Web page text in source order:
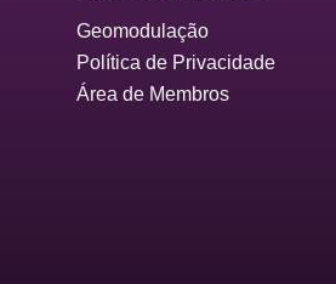
Geomodulação
Política de Privacidade
Área de Membros